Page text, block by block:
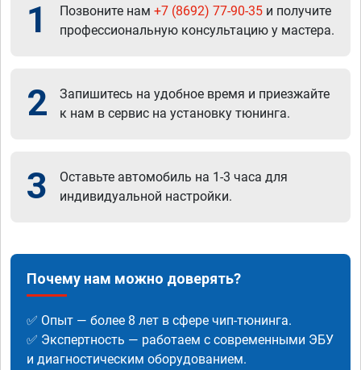
1 Позвоните нам +7 (8692) 77-90-35 и получите
профессиональную консультацию у мастера.
2
Запишитесь на удобное время и приезжайте
к нам в сервис на установку тюнинга.
3
Оставьте автомобиль на 1-3 часа для
индивидуальной настройки.
Почему нам можно доверять?
✅ Опыт — более 8 лет в сфере чип-тюнинга.
✅ Экспертность — работаем с современными ЭБУ
и диагностическим оборудованием.